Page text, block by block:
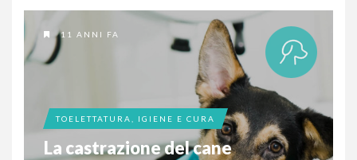
11 ANNI FA
TOELETTATURA, IGIENE E CURA
La castrazione del cane